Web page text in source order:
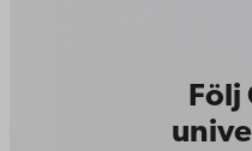
Följ